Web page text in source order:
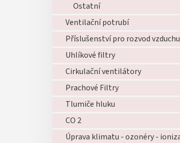
Ostatní
Ventilační potrubí
Příslušenství pro rozvod vzduchu
Uhlíkové filtry
Cirkulační ventilátory
Prachové Filtry
Tlumiče hluku
CO 2